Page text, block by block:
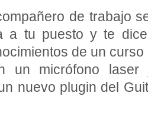
de trabajo
a tu puesto y te
de un
un micrófono laser
nuevo plugin del